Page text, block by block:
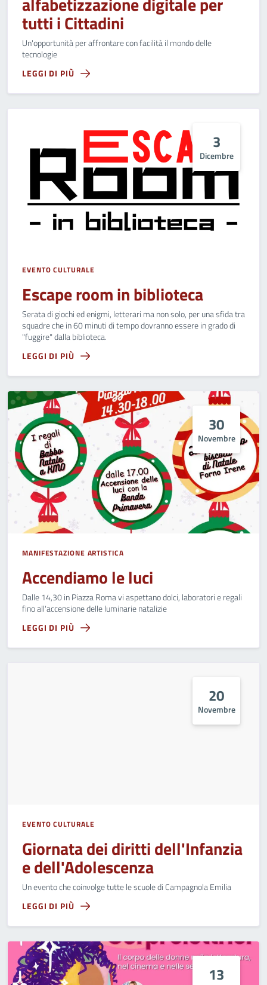
tutti i Cittadini
Un'opportunità per affrontare con facilità il mondo delle
tecnologie
LEGGI DI PIÙ
3
Dicembre
EVENTO CULTURALE
Escape room in biblioteca
Serata di giochi ed enigmi, letterari ma non solo, per una sfida tra
squadre che in 60 minuti di tempo dovranno essere in grado di
"fuggire" dalla biblioteca.
LEGGI DI PIÙ
30
Novembre
MANIFESTAZIONE ARTISTICA
Accendiamo le luci
Dalle 14,30 in Piazza Roma vi aspettano dolci, laboratori e regali
fino all'accensione delle luminarie natalizie
LEGGI DI PIÙ
20
Novembre
EVENTO CULTURALE
Giornata dei diritti dell'Infanzia
e dell'Adolescenza
Un evento che coinvolge tutte le scuole di Campagnola Emilia
LEGGI DI PIÙ
13